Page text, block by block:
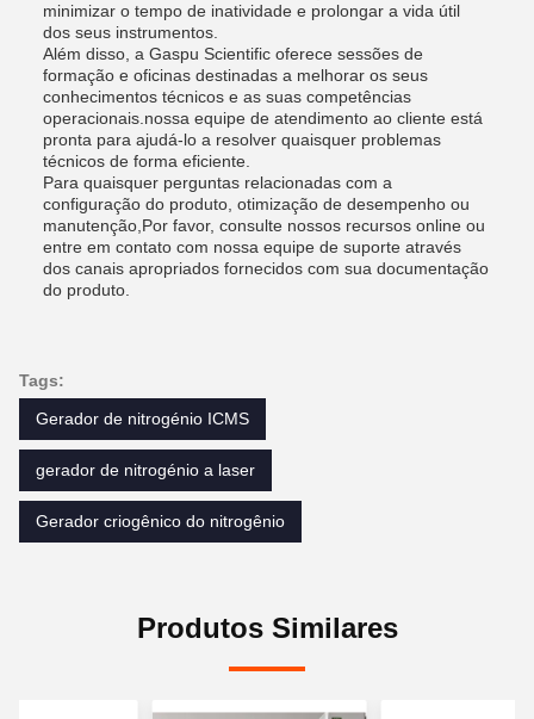
minimizar o tempo de inatividade e prolongar a vida útil
dos seus instrumentos.
Além disso, a Gaspu Scientific oferece sessões de
formação e oficinas destinadas a melhorar os seus
conhecimentos técnicos e as suas competências
operacionais.nossa equipe de atendimento ao cliente está
pronta para ajudá-lo a resolver quaisquer problemas
técnicos de forma eficiente.
Para quaisquer perguntas relacionadas com a
configuração do produto, otimização de desempenho ou
manutenção,Por favor, consulte nossos recursos online ou
entre em contato com nossa equipe de suporte através
dos canais apropriados fornecidos com sua documentação
do produto.
Tags:
Gerador de nitrogénio ICMS
gerador de nitrogénio a laser
Gerador criogênico do nitrogênio
Produtos Similares